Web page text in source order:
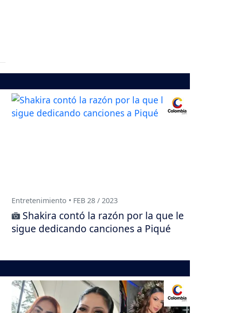
Entretenimiento • FEB 28 / 2023
Shakira contó la razón por la que le
sigue dedicando canciones a Piqué